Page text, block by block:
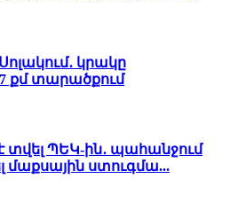
կրակը
քմ տարածքում
տվել ՊԵԿ-ին․ պահանջում
մաքսային ստուգմա...